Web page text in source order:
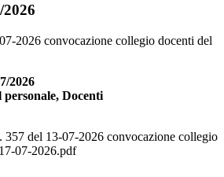
2026 convocazione collegio docenti del
2026
Docenti
357 del 13-07-2026 convocazione collegio
07-2026.pdf